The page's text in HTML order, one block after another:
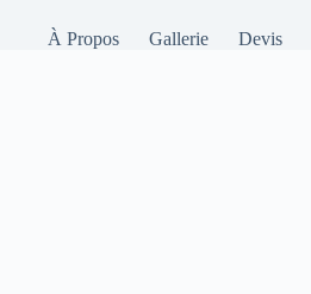
À Propos Gallerie Devis